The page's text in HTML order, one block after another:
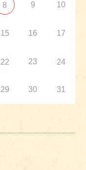
8 9 10
15 16 17
22 23 24
29 30 31